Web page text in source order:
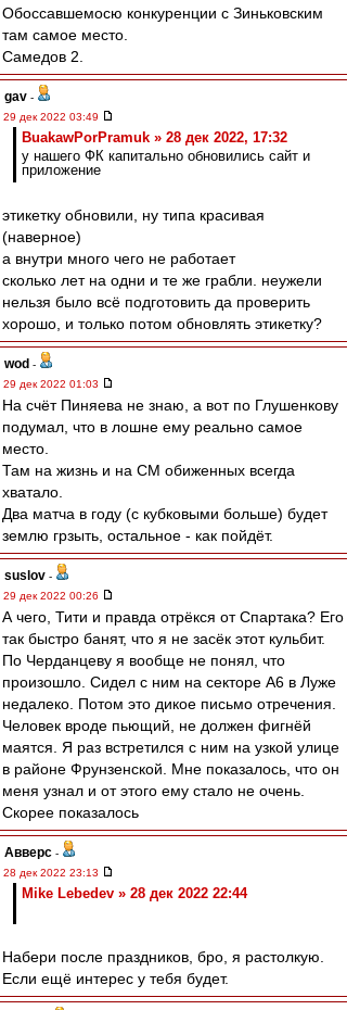
Обоссавшемосю конкуренции с Зиньковским
там самое место.
Самедов 2.
gav -
29 дек 2022 03:49
BuakawPorPramuk » 28 дек 2022, 17:32
у нашего ФК капитально обновились сайт и
приложение
этикетку обновили, ну типа красивая
(наверное)
а внутри много чего не работает
сколько лет на одни и те же грабли. неужели
нельзя было всё подготовить да проверить
хорошо, и только потом обновлять этикетку?
wod -
29 дек 2022 01:03
На счёт Пиняева не знаю, а вот по Глушенкову
подумал, что в лошне ему реально самое
место.
Там на жизнь и на СМ обиженных всегда
хватало.
Два матча в году (с кубковыми больше) будет
землю грзыть, остальное - как пойдёт.
suslov -
29 дек 2022 00:26
А чего, Тити и правда отрёкся от Спартака? Его
так быстро банят, что я не засёк этот кульбит.
По Черданцеву я вообще не понял, что
произошло. Сидел с ним на секторе А6 в Луже
недалеко. Потом это дикое письмо отречения.
Человек вроде пьющий, не должен фигнёй
маятся. Я раз встретился с ним на узкой улице
в районе Фрунзенской. Мне показалось, что он
меня узнал и от этого ему стало не очень.
Скорее показалось
Авверс -
28 дек 2022 23:13
Mike Lebedev » 28 дек 2022 22:44
Набери после праздников, бро, я растолкую.
Если ещё интерес у тебя будет.